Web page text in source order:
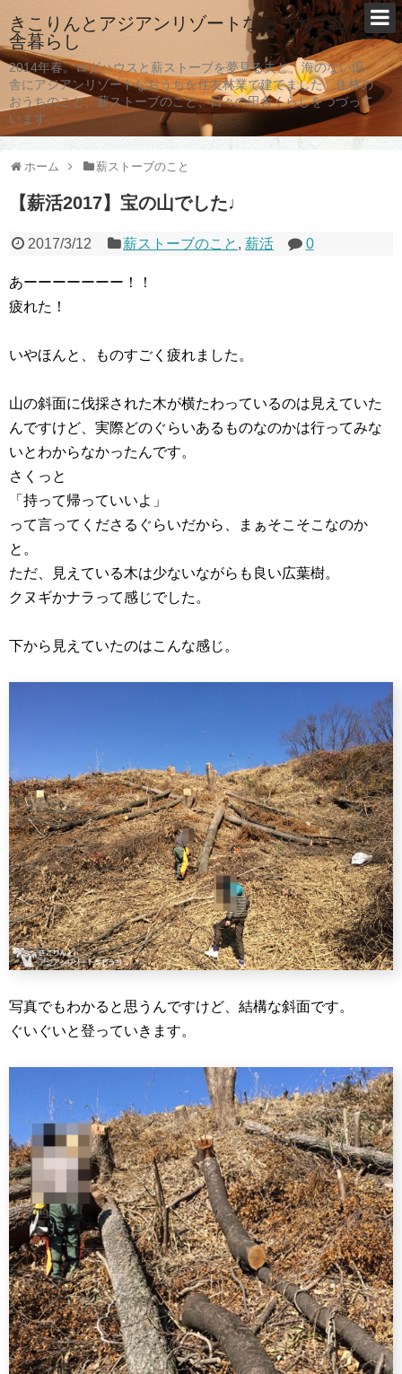
きこりんとアジアンリゾートなおうちで田
舎暮らし
2014年春。ログハウスと薪ストーブを夢見る夫と、海のない田
舎にアジアンリゾートなおうちを住友林業で建てました。住林の
おうちのこと、薪ストーブのこと、日々の田舎くらしをつづって
います。
ホーム 薪ストーブのこと
【薪活2017】宝の山でした♩
2017/3/12 薪ストーブのこと ,薪活 0
あーーーーーーー！！
疲れた！
いやほんと、ものすごく疲れました。
山の斜面に伐採された木が横たわっているのは見えていた
んですけど、実際どのぐらいあるものなのかは行ってみな
いとわからなかったんです。
さくっと
「持って帰っていいよ」
って言ってくださるぐらいだから、まぁそこそこなのか
と。
ただ、見えている木は少ないながらも良い広葉樹。
クヌギかナラって感じでした。
下から見えていたのはこんな感じ。
写真でもわかると思うんですけど、結構な斜面です。
ぐいぐいと登っていきます。